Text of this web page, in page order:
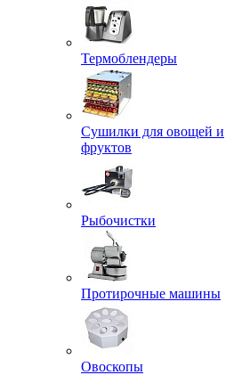
Термоблендеры
Сушилки для овощей и
фруктов
Рыбочистки
Протирочные машины
Овоскопы